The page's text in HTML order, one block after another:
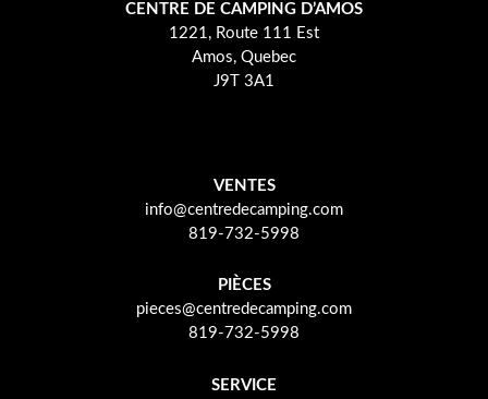
CENTRE DE CAMPING D’AMOS
1221, Route 111 Est
Amos, Quebec
J9T 3A1
VENTES
info@centredecamping.com
819-732-5998
PIÈCES
pieces@centredecamping.com
819-732-5998
SERVICE